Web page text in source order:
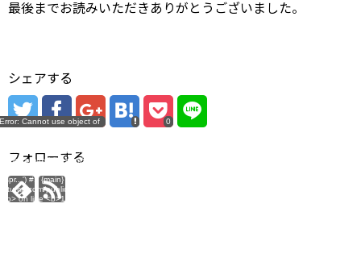
最後までお読みいただきありがとうございました。
シェアする
error
Cannot use object of
Stack trace: #0
public_html/wp-
#1 {main} thrown in
public_html/wp-
b> on line <b>116</b><br
0
フォローする